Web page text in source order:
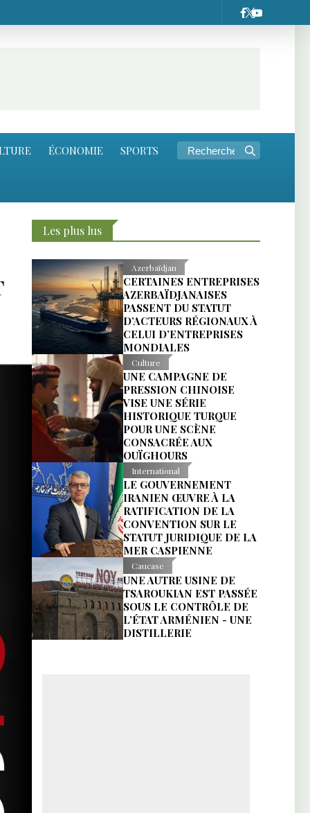
ÉCONOMIE SPORTS
Les plus lus
Azerbaïdjan
CERTAINES ENTREPRISES
AZERBAÏDJANAISES
PASSENT DU STATUT
D’ACTEURS RÉGIONAUX À
CELUI D’ENTREPRISES
MONDIALES
Culture
UNE CAMPAGNE DE
PRESSION CHINOISE
VISE UNE SÉRIE
HISTORIQUE TURQUE
POUR UNE SCÈNE
CONSACRÉE AUX
OUÏGHOURS
International
LE GOUVERNEMENT
IRANIEN ŒUVRE À LA
RATIFICATION DE LA
CONVENTION SUR LE
STATUT JURIDIQUE DE LA
MER CASPIENNE
Caucase
UNE AUTRE USINE DE
TSAROUKIAN EST PASSÉE
SOUS LE CONTRÔLE DE
L’ÉTAT ARMÉNIEN - UNE
DISTILLERIE